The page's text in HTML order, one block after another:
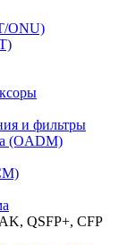
ONU)
и фильтры
(OADM)